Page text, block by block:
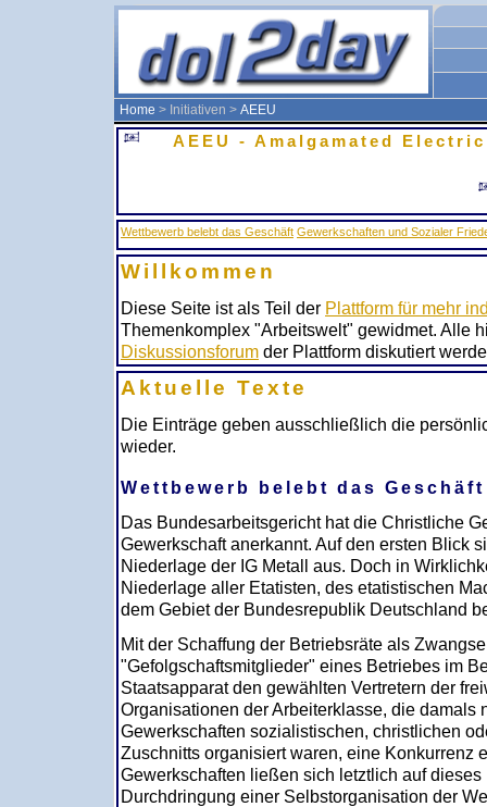
Home > Initiativen > AEEU
AEEU - Amalgamated
Wettbewerb belebt das Geschäft Gewerkschaften und Sozialer
Willkommen
Diese Seite ist als Teil der Plattform für mehr
Themenkomplex "Arbeitswelt" gewidmet. Alle
Diskussionsforum der Plattform diskutiert
Aktuelle Texte
Die Einträge geben ausschließlich die
wieder.
Wettbewerb belebt das Geschäft
Das Bundesarbeitsgericht hat die Christliche
Gewerkschaft anerkannt. Auf den ersten Blick
Niederlage der IG Metall aus. Doch in
Niederlage aller Etatisten, des etatistischen
dem Gebiet der Bundesrepublik Deutschland
Mit der Schaffung der Betriebsräte als
"Gefolgschaftsmitglieder" eines Betriebes im
Staatsapparat den gewählten Vertretern der
Organisationen der Arbeiterklasse, die damals
Gewerkschaften sozialistischen, christlichen
Zuschnitts organisiert waren, eine Konkurrenz
Gewerkschaften ließen sich letztlich auf
Durchdringung einer Selbstorganisation der